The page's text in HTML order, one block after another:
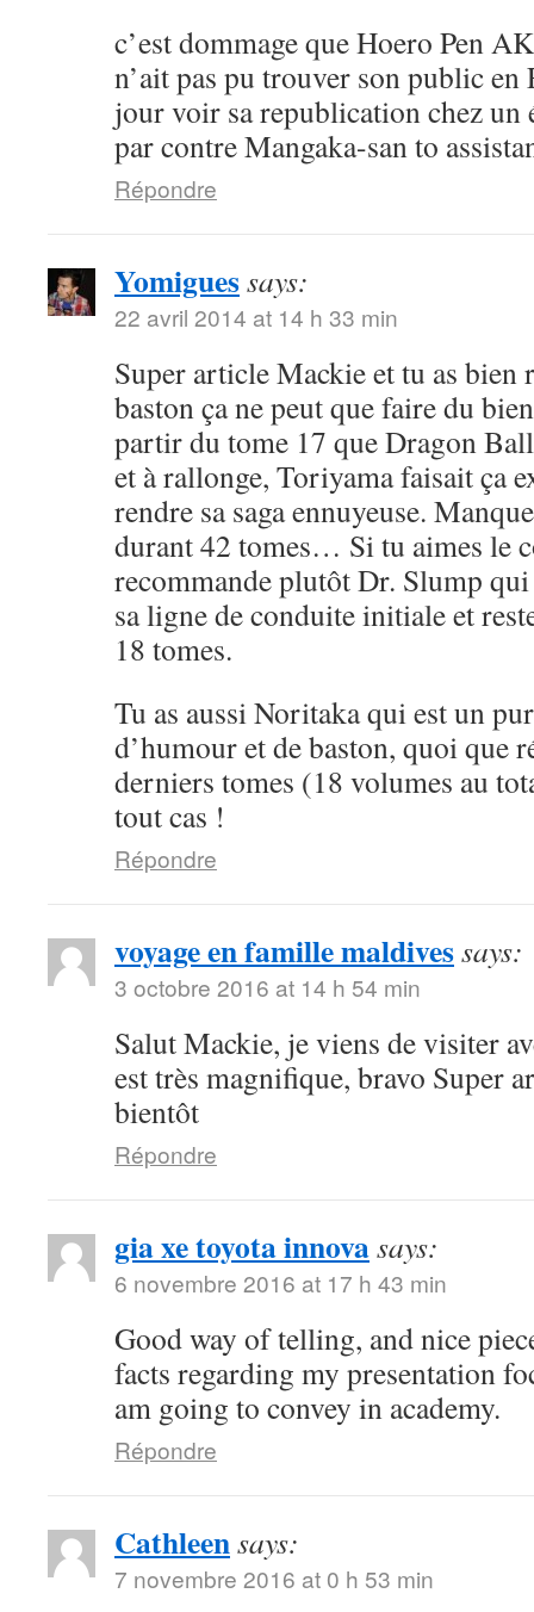
c’est dommage que Hoero Pen
n’ait pas pu trouver son public en
jour voir sa republication chez un
par contre Mangaka-san to
Répondre
Yomiguessays:
22 avril 2014 at 14 h 33 min
Super article Mackie et tu as bien
baston ça ne peut que faire du
partir du tome 17 que Dragon
et à rallonge, Toriyama faisait ça
rendre sa saga ennuyeuse.
durant 42 tomes… Si tu aimes le
recommande plutôt Dr. Slump qui
sa ligne de conduite initiale et
18 tomes.
Tu as aussi Noritaka qui est un
d’humour et de baston, quoi que
derniers tomes (18 volumes au
tout cas !
Répondre
voyage en famille maldivessays:
3 octobre 2016 at 14 h 54 min
Salut Mackie, je viens de visiter
est très magnifique, bravo Super
bientôt
Répondre
gia xe toyota innovasays:
6 novembre 2016 at 17 h 43 min
Good way of telling, and nice
facts regarding my presentation
am going to convey in academy.
Répondre
Cathleensays:
7 novembre 2016 at 0 h 53 min